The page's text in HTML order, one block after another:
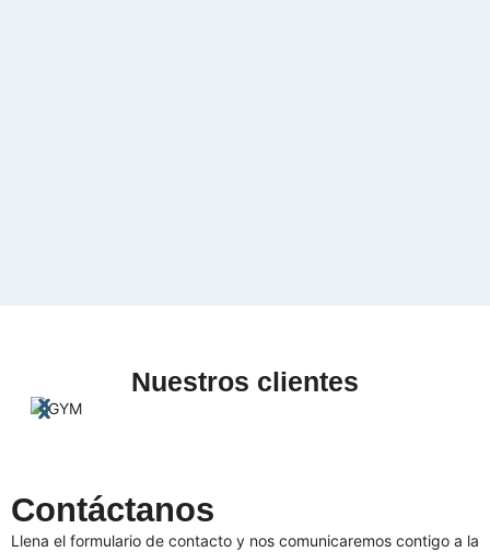
Nuestros clientes
Contáctanos
Llena el formulario de contacto y nos comunicaremos contigo a la